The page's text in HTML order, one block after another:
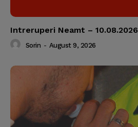
Intreruperi Neamt – 10.08.2026
Sorin - August 9, 2026